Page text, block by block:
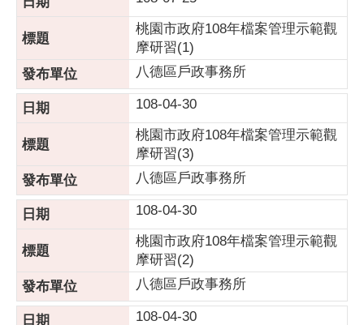
桃園市政府108年檔案管理示範觀
摩研習(1)
八德區戶政事務所
108-04-30
桃園市政府108年檔案管理示範觀
摩研習(3)
八德區戶政事務所
108-04-30
桃園市政府108年檔案管理示範觀
摩研習(2)
八德區戶政事務所
108-04-30